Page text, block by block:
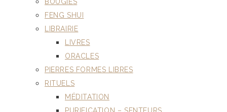
FENG SHUI
LIBRAIRIE
LIVRES
ORACLES
PIERRES FORMES LIBRES
RITUELS
MÉDITATION